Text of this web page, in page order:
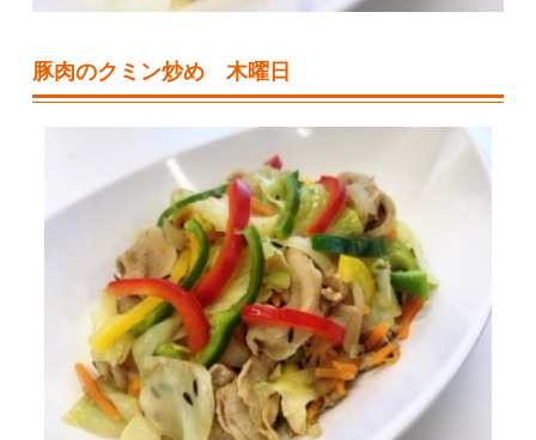
豚肉のクミン炒め 木曜日